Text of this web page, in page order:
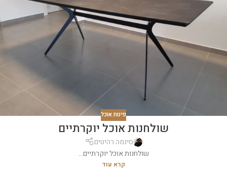
פינות אוכל
שולחנות אוכל יוקרתיים
סינמה רהיטים
שולחנות אוכל יוקרתיים...
קרא עוד